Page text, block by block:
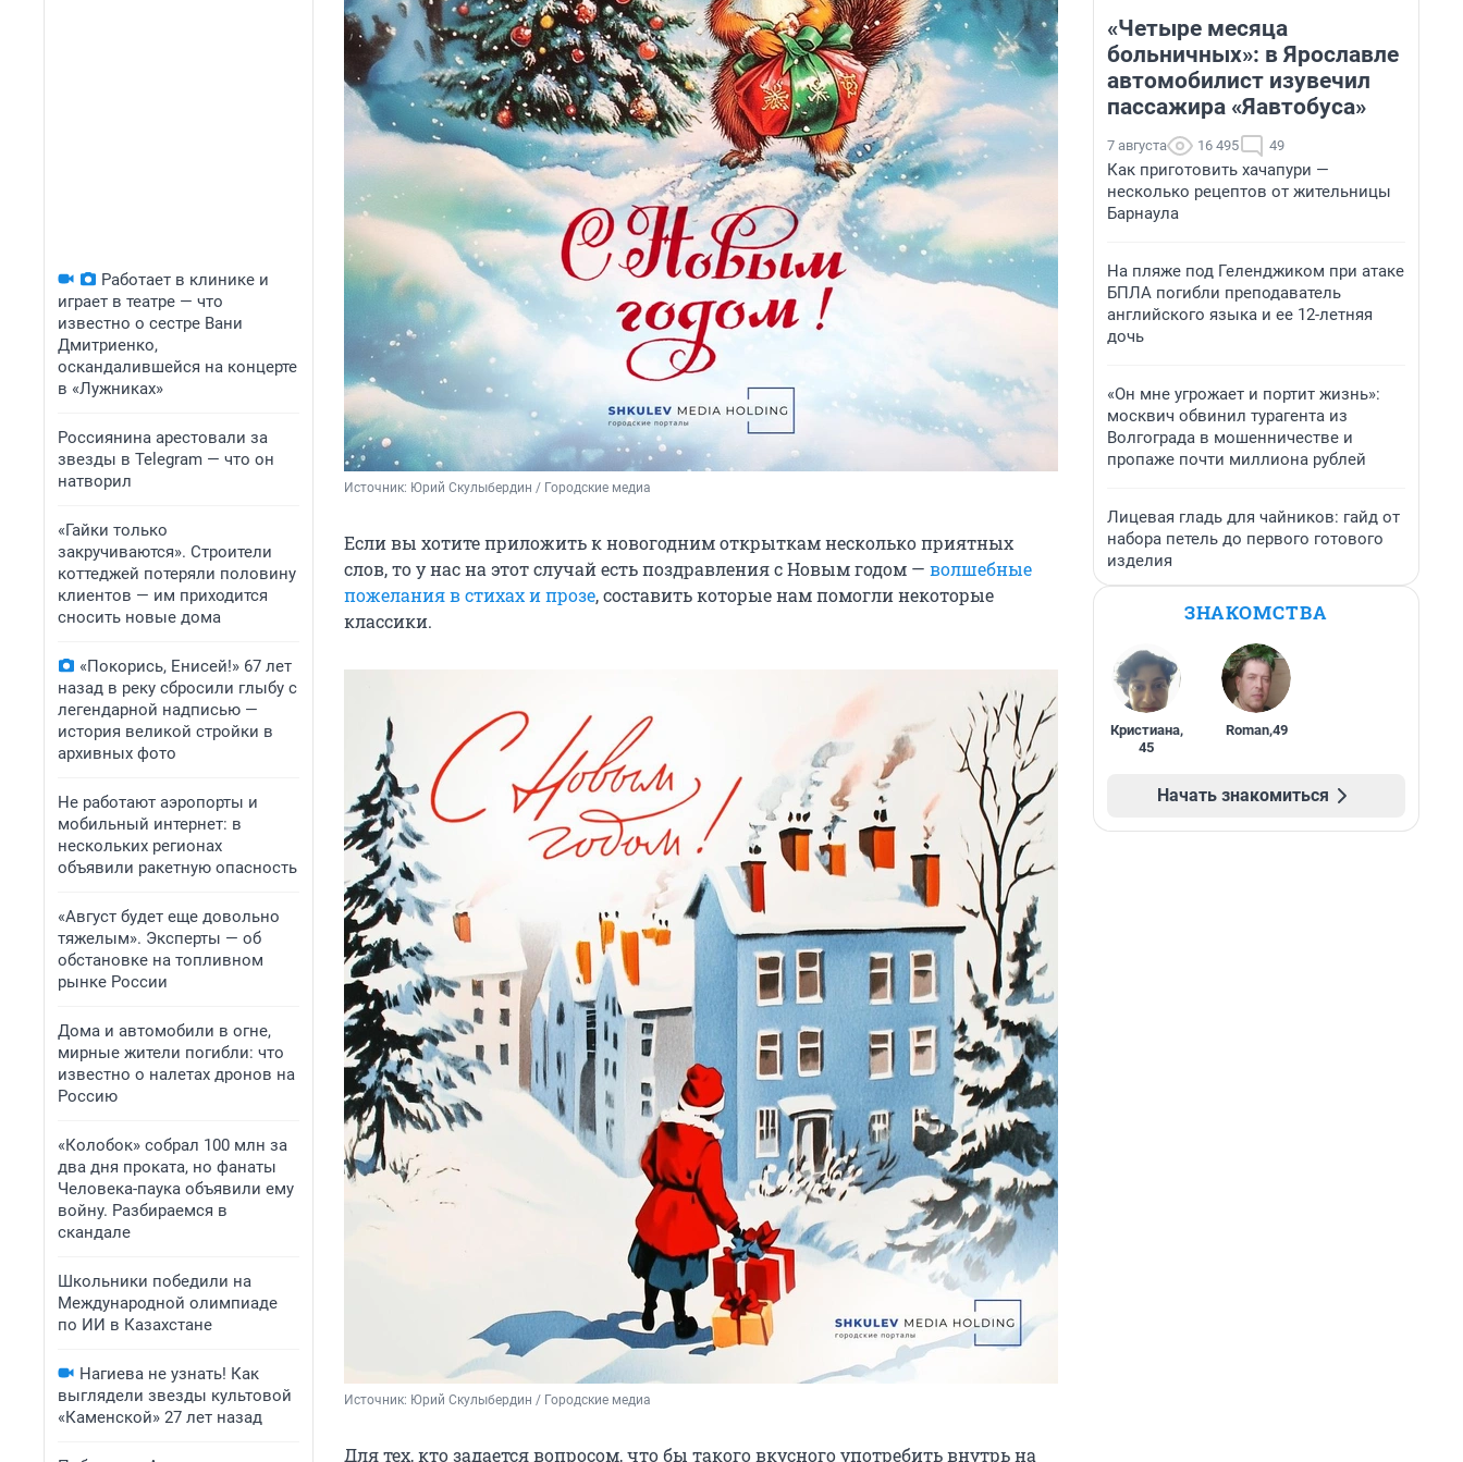
Работает в клинике и
играет в театре — что
известно о сестре Вани
Дмитриенко,
оскандалившейся на концерте
в «Лужниках»
Россиянина арестовали за
звезды в Telegram — что он
натворил
«Гайки только
закручиваются». Строители
коттеджей потеряли половину
клиентов — им приходится
сносить новые дома
«Покорись, Енисей!» 67 лет
назад в реку сбросили глыбу с
легендарной надписью —
история великой стройки в
архивных фото
Не работают аэропорты и
мобильный интернет: в
нескольких регионах
объявили ракетную опасность
«Август будет еще довольно
тяжелым». Эксперты — об
обстановке на топливном
рынке России
Дома и автомобили в огне,
мирные жители погибли: что
известно о налетах дронов на
Россию
«Колобок» собрал 100 млн за
два дня проката, но фанаты
Человека-паука объявили ему
войну. Разбираемся в
скандале
Школьники победили на
Международной олимпиаде
по ИИ в Казахстане
Нагиева не узнать! Как
выглядели звезды культовой
«Каменской» 27 лет назад
Источник: Юрий Скулыбердин / Городские медиа
Если вы хотите приложить к новогодним открыткам несколько приятных
слов, то у нас на этот случай есть поздравления с Новым годом — волшебные
пожелания в стихах и прозе, составить которые нам помогли некоторые
классики.
Источник: Юрий Скулыбердин / Городские медиа
Для тех, кто задается вопросом, что бы такого вкусного употребить внутрь на
«Четыре месяца
больничных»: в Ярославле
автомобилист изувечил
пассажира «Яавтобуса»
7 августа 16 495 49
Как приготовить хачапури —
несколько рецептов от жительницы
Барнаула
На пляже под Геленджиком при атаке
БПЛА погибли преподаватель
английского языка и ее 12-летняя
дочь
«Он мне угрожает и портит жизнь»:
москвич обвинил турагента из
Волгограда в мошенничестве и
пропаже почти миллиона рублей
Лицевая гладь для чайников: гайд от
набора петель до первого готового
изделия
ЗНАКОМСТВА
Кристиана,
45
Roman,49
Начать знакомиться